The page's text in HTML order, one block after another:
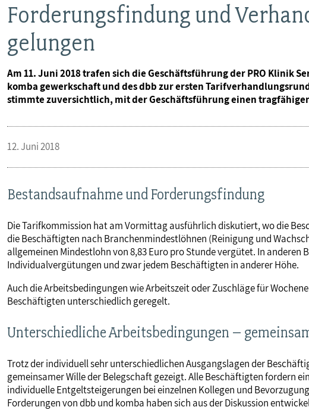
VERANSTALTUNGEN
PUBLIKATIONEN
Forderungsfindung und
gelungen
Am 11. Juni 2018 trafen sich die Geschäftsführung der PRO Klinik
komba gewerkschaft und des dbb zur ersten
stimmte zuversichtlich, mit der Geschäftsführung einen
12. Juni 2018
Bestandsaufnahme und Forderungsfindung
Die Tarifkommission hat am Vormittag ausführlich diskutiert, wo die
die Beschäftigten nach Branchenmindestlöhnen (Reinigung und
allgemeinen Mindestlohn von 8,83 Euro pro Stunde vergütet. In anderen
Individualvergütungen und zwar jedem Beschäftigten in anderer Höhe.
Auch die Arbeitsbedingungen wie Arbeitszeit oder Zuschläge für
Beschäftigten unterschiedlich geregelt.
Unterschiedliche Arbeitsbedingungen –
Trotz der individuell sehr unterschiedlichen Ausgangslagen der
gemeinsamer Wille der Belegschaft gezeigt. Alle Beschäftigten fordern
individuelle Entgeltsteigerungen bei einzelnen Kollegen und
Forderungen von dbb und komba haben sich aus der Diskussion